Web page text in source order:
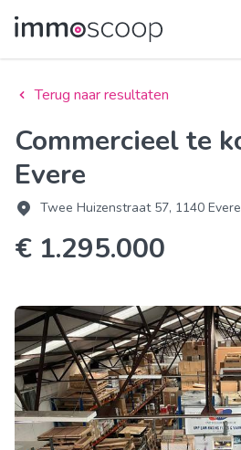
Terug naar resultaten
Commercieel te koop in
Evere
Twee Huizenstraat 57, 1140 Evere
€ 1.295.000